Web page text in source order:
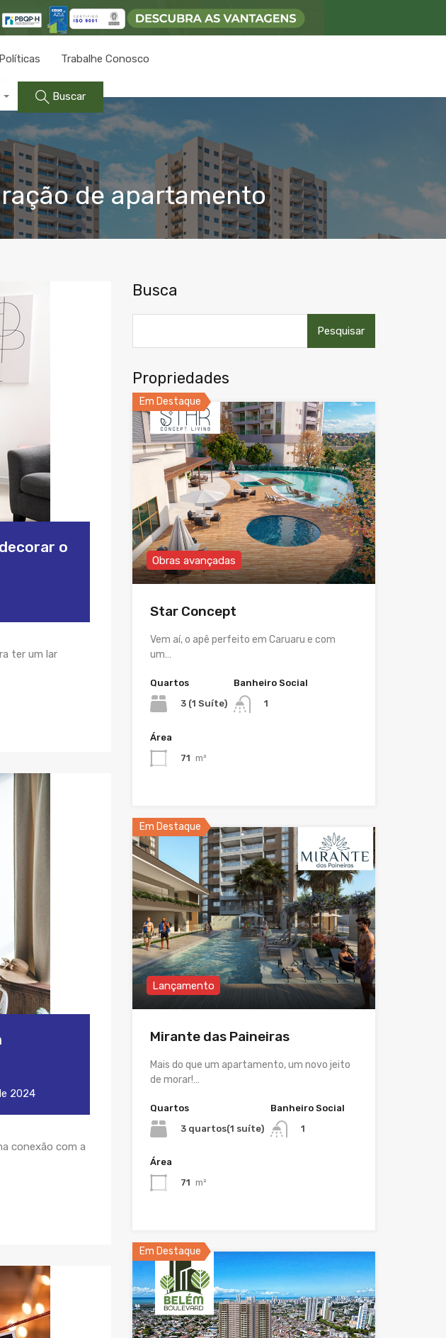
Políticas Trabalhe Conosco
Buscar
de apartamento
o
ter um lar
2024
conexão com a
Busca
por:
Propriedades
Em Destaque
Obras avançadas
Star Concept
Vem aí, o apê perfeito em Caruaru e com
um…
Quartos
3 (1 Suíte)
Banheiro Social
1
Área
71 m²
Em Destaque
Lançamento
Mirante das Paineiras
Mais do que um apartamento, um novo jeito
de morar!…
Quartos
3 quartos(1 suíte)
Banheiro Social
1
Área
71 m²
Em Destaque